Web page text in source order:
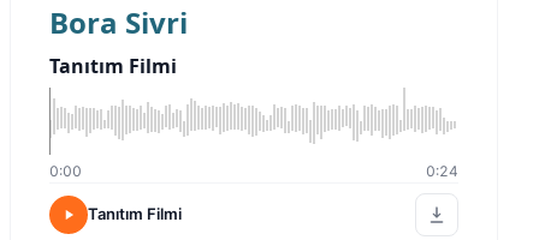
Bora Sivri
Tanıtım Filmi
0:00 0:24
Tanıtım Filmi